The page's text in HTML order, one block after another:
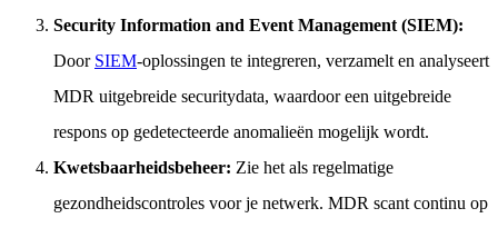
Security Information and Event Management (SIEM):
Door SIEM-oplossingen te integreren, verzamelt en analyseert
MDR uitgebreide securitydata, waardoor een uitgebreide
respons op gedetecteerde anomalieën mogelijk wordt.
Kwetsbaarheidsbeheer: Zie het als regelmatige
gezondheidscontroles voor je netwerk. MDR scant continu op